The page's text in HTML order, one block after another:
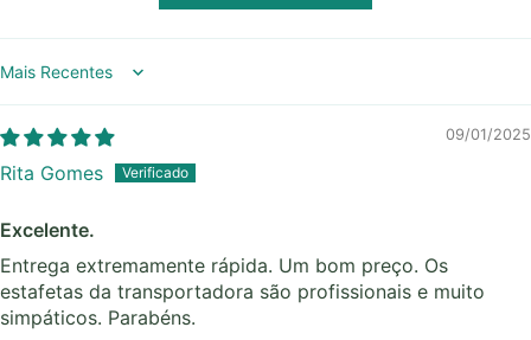
Sort by
09/01/2025
Rita Gomes
Excelente.
Entrega extremamente rápida. Um bom preço. Os
estafetas da transportadora são profissionais e muito
simpáticos. Parabéns.